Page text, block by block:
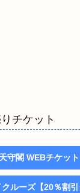
チケット
守閣 WEBチケット
ルーズ【20％割引